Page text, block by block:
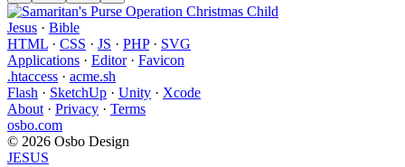
Jesus · Bible
HTML · CSS · JS · PHP· SVG
Applications · Editor· Favicon
.htaccess · acme.sh
Flash · SketchUp · Unity · Xcode
About · Privacy · Terms
osbo.com
© 2026 Osbo Design
JESUS